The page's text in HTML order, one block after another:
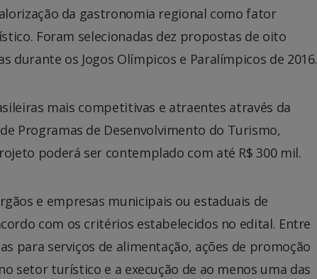
da gastronomia regional como fator
Foram selecionadas dez propostas de oito
durante os Jogos Olímpicos e Paralímpicos de 2016.
mais competitivas e atraentes através da
Programas de Desenvolvimento do Turismo,
poderá ser contemplado com até R$ 300 mil.
e empresas municipais ou estaduais de
com os critérios estabelecidos no edital. Entre
para serviços de alimentação, ações de promoção
setor turístico e a execução de ao menos uma das